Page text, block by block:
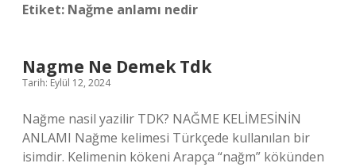
Etiket: Nağme anlamı nedir
Nagme Ne Demek Tdk
Tarih: Eylül 12, 2024
Nağme nasil yazilir TDK? NAĞME KELİMESİNİN
ANLAMI Nağme kelimesi Türkçede kullanılan bir
isimdir. Kelimenin kökeni Arapça “nağm” kökünden